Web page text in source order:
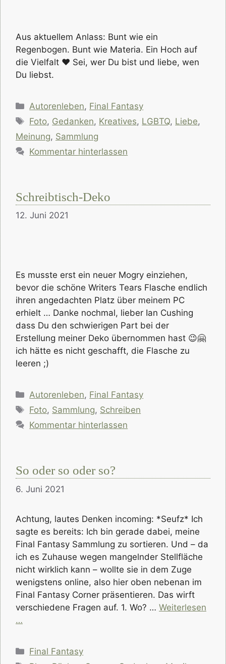
Aus aktuellem Anlass: Bunt wie ein
Regenbogen. Bunt wie Materia. Ein Hoch auf
die Vielfalt ❤ Sei, wer Du bist und liebe, wen
Du liebst.
Kategorien
Autorenleben, Final Fantasy
Schlagwörter
Foto, Gedanken, Kreatives, LGBTQ, Liebe,
Meinung, Sammlung
Kommentar hinterlassen
Schreibtisch-Deko
12. Juni 2021
Es musste erst ein neuer Mogry einziehen,
bevor die schöne Writers Tears Flasche endlich
ihren angedachten Platz über meinem PC
erhielt … Danke nochmal, lieber Ian Cushing
dass Du den schwierigen Part bei der
Erstellung meiner Deko übernommen hast 😉🤗
ich hätte es nicht geschafft, die Flasche zu
leeren ;)
Kategorien
Autorenleben, Final Fantasy
Schlagwörter
Foto, Sammlung, Schreiben
Kommentar hinterlassen
So oder so oder so?
6. Juni 2021
Achtung, lautes Denken incoming: *Seufz* Ich
sagte es bereits: Ich bin gerade dabei, meine
Final Fantasy Sammlung zu sortieren. Und – da
ich es Zuhause wegen mangelnder Stellfläche
nicht wirklich kann – wollte sie in dem Zuge
wenigstens online, also hier oben nebenan im
Final Fantasy Corner präsentieren. Das wirft
verschiedene Fragen auf. 1. Wo? … Weiterlesen
…
Kategorien
Final Fantasy